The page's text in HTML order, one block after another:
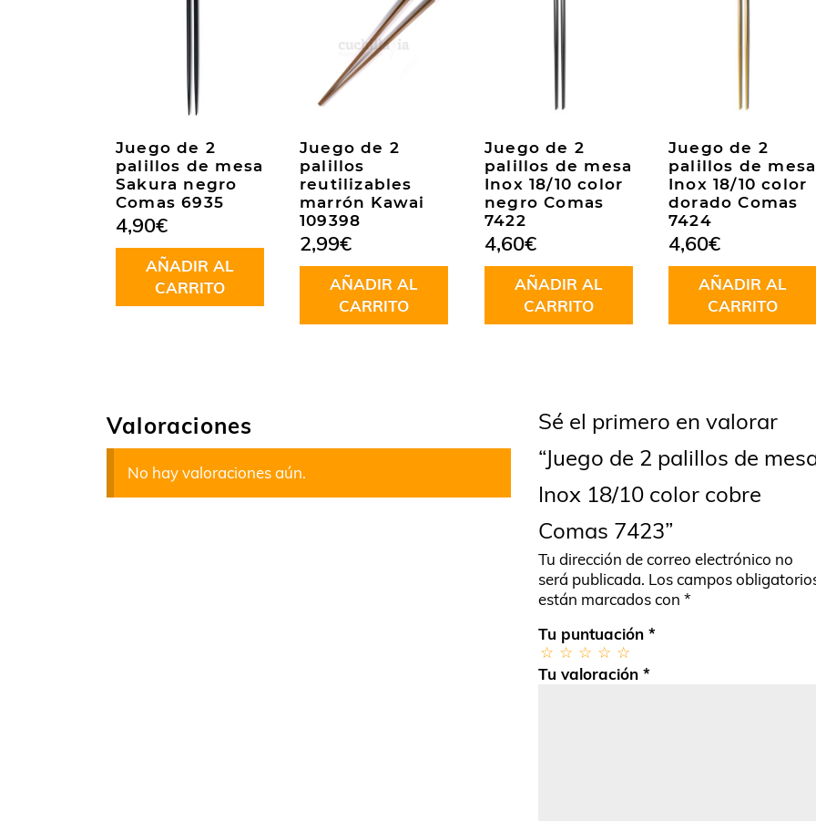
Juego de 2
palillos de mesa
Sakura negro
Comas 6935
4,90€
AÑADIR AL
CARRITO
Juego de 2
palillos
reutilizables
marrón Kawai
109398
2,99€
AÑADIR AL
CARRITO
Juego de 2
palillos de mesa
Inox 18/10 color
negro Comas
7422
4,60€
AÑADIR AL
CARRITO
Juego de 2
palillos de mesa
Inox 18/10 color
dorado Comas
7424
4,60€
AÑADIR AL
CARRITO
Valoraciones
No hay valoraciones aún.
Sé el primero en valorar
“Juego de 2 palillos de
Inox 18/10 color cobre
Comas 7423”
Tu dirección de correo electrónico no
será publicada. Los campos
están marcados con *
Tu puntuación *
Tu valoración *